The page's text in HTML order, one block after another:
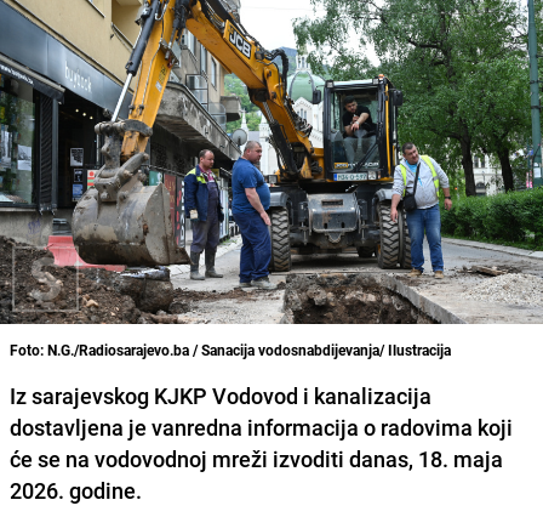
Foto: N.G./Radiosarajevo.ba / Sanacija vodosnabdijevanja/ Ilustracija
Iz sarajevskog KJKP Vodovod i kanalizacija
dostavljena je vanredna informacija o radovima koji
će se na vodovodnoj mreži izvoditi danas, 18. maja
2026. godine.